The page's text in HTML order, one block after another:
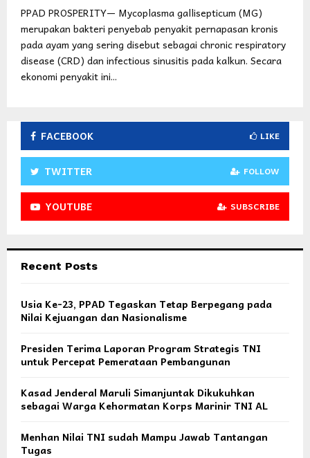
PPAD PROSPERITY— Mycoplasma gallisepticum (MG)
merupakan bakteri penyebab penyakit pernapasan kronis
pada ayam yang sering disebut sebagai chronic respiratory
disease (CRD) dan infectious sinusitis pada kalkun. Secara
ekonomi penyakit ini...
FACEBOOK LIKE
TWITTER FOLLOW
YOUTUBE SUBSCRIBE
Recent Posts
Usia Ke-23, PPAD Tegaskan Tetap Berpegang pada
Nilai Kejuangan dan Nasionalisme
Presiden Terima Laporan Program Strategis TNI
untuk Percepat Pemerataan Pembangunan
Kasad Jenderal Maruli Simanjuntak Dikukuhkan
sebagai Warga Kehormatan Korps Marinir TNI AL
Menhan Nilai TNI sudah Mampu Jawab Tantangan
Tugas